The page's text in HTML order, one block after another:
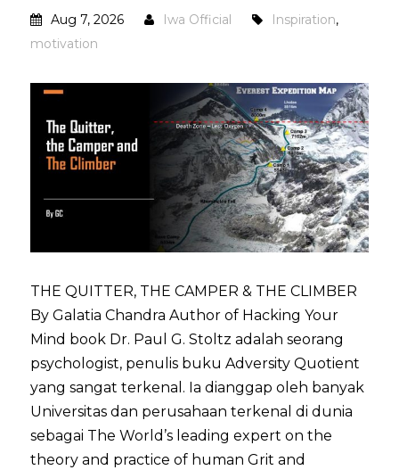
Aug 7, 2026 Iwa Official Inspiration,
motivation
THE QUITTER, THE CAMPER & THE CLIMBER
By Galatia Chandra Author of Hacking Your
Mind book Dr. Paul G. Stoltz adalah seorang
psychologist, penulis buku Adversity Quotient
yang sangat terkenal. Ia dianggap oleh banyak
Universitas dan perusahaan terkenal di dunia
sebagai The World’s leading expert on the
theory and practice of human Grit and